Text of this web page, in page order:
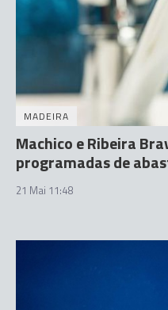
MADEIRA
Machico e Ribeira
programadas de
21 Mai 11:48